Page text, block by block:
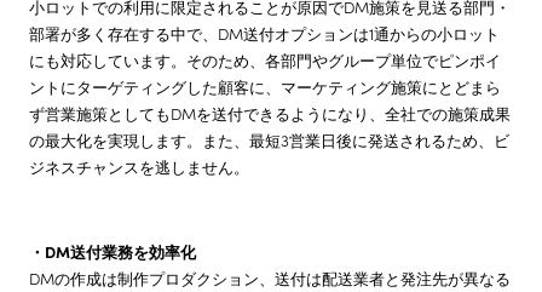
小ロットでの利用に限定されることが原因でDM施策を見送る部門・
部署が多く存在する中で、DM送付オプションは1通からの小ロット
にも対応しています。そのため、各部門やグループ単位でピンポイ
ントにターゲティングした顧客に、マーケティング施策にとどまら
ず営業施策としてもDMを送付できるようになり、全社での施策成果
の最大化を実現します。また、最短3営業日後に発送されるため、ビ
ジネスチャンスを逃しません。
・DM送付業務を効率化
DMの作成は制作プロダクション、送付は配送業者と発注先が異なる